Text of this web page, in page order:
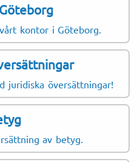
kontor i Göteborg.
juridiska översättningar!
av betyg.